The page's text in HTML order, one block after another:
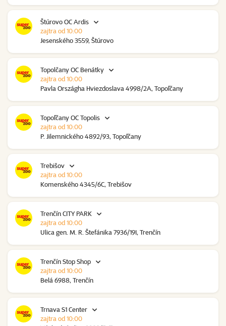
Štúrovo OC Ardis
Jesenského 3559, Štúrovo
zajtra od 10:00
Topolčany OC Benátky
Pavla Országha Hviezdoslava 4998/2A, Topoľčany
zajtra od 10:00
Topoľčany OC Topolis
P. Jilemnického 4892/93, Topoľčany
zajtra od 10:00
Trebišov
Komenského 4345/6C, Trebišov
zajtra od 10:00
Trenčín CITY PARK
Ulica gen. M. R. Štefánika 7936/19I, Trenčín
zajtra od 10:00
Trenčín Stop Shop
Belá 6988, Trenčín
zajtra od 10:00
Trnava S1 Center
zajtra od 10:00